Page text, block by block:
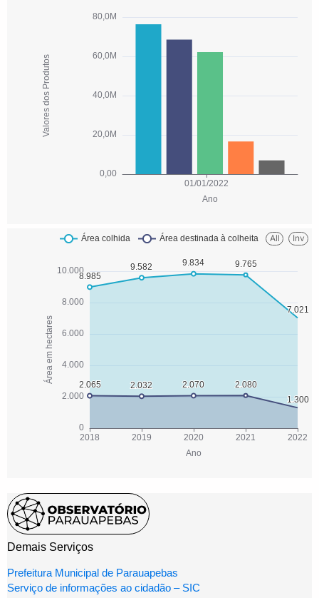
Demais Serviços
Prefeitura Municipal de Parauapebas
Serviço de informações ao cidadão – SIC